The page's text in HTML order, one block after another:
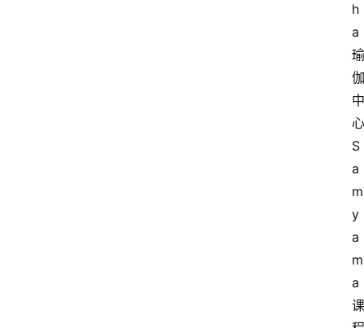
h
a
瑜
伽
中
心
S
a
m
y
a
m
a
课